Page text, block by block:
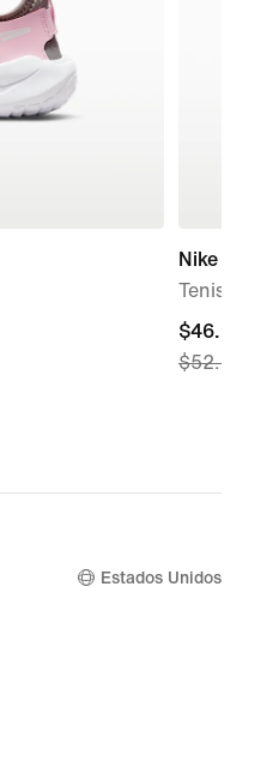
Nike
Tenis para
current
price
$52.00
$46.97
$52.00
Estados Unidos